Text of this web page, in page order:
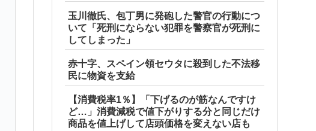
玉川徹氏、包丁男に発砲した警官の行動につ
いて「死刑にならない犯罪を警察官が死刑に
してしまった」
赤十字、スペイン領セウタに殺到した不法移
民に物資を支給
【消費税率1％】「下げるのが筋なんですけ
ど…」消費減税で値下がりする分と同じだけ
商品を値上げして店頭価格を変えない店も